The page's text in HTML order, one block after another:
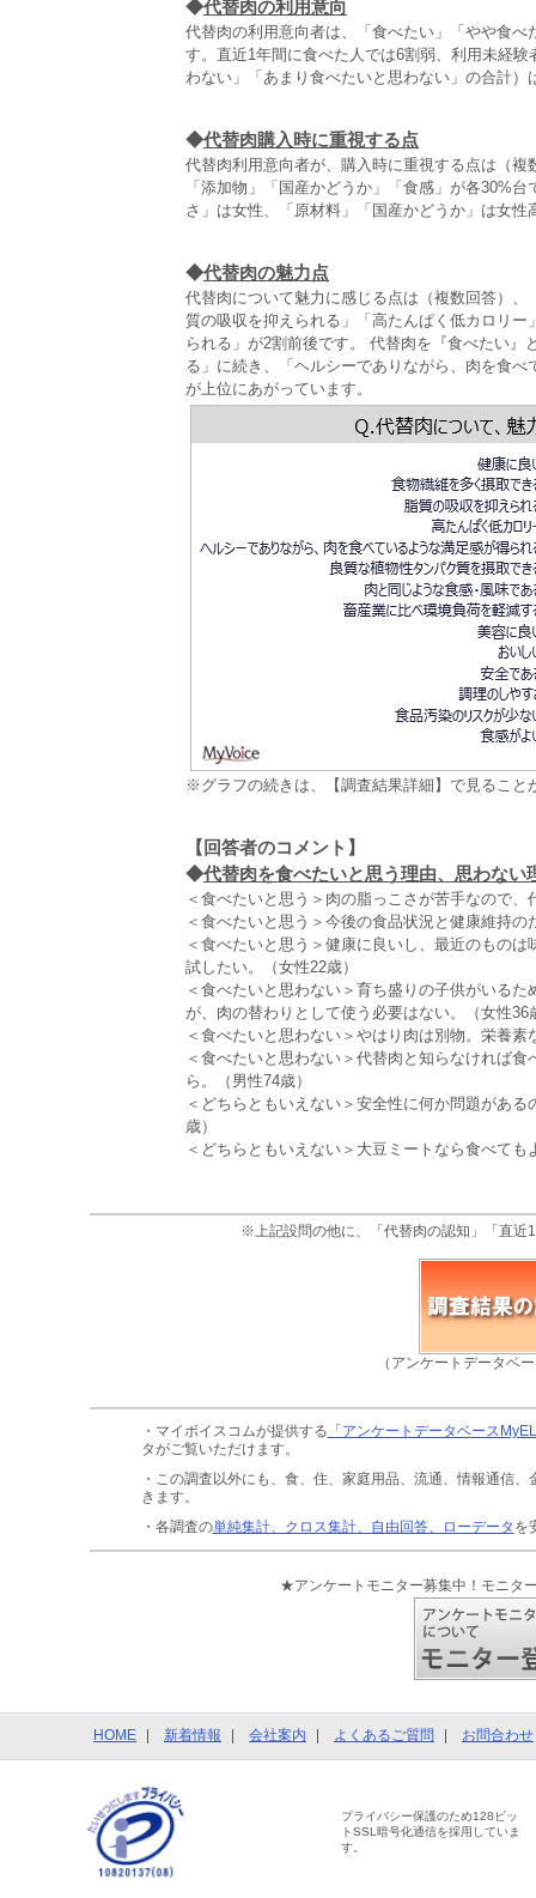
◆代替肉の利用意向
代替肉の利用意向者は、「食べたい」「やや食
す。直近1年間に食べた人では6割弱、利用未経
わない」「あまり食べたいと思わない」の合計）
◆代替肉購入時に重視する点
代替肉利用意向者が、購入時に重視する点は（
「添加物」「国産かどうか」「食感」が各30%
さ」は女性、「原材料」「国産かどうか」は女
◆代替肉の魅力点
代替肉について魅力に感じる点は（複数回答）
質の吸収を抑えられる」「高たんぱく低カロリ
られる」が2割前後です。 代替肉を『食べたい
る」に続き、「ヘルシーでありながら、肉を食
が上位にあがっています。
※グラフの続きは、【調査結果詳細】で見ること
【回答者のコメント】
◆代替肉を食べたいと思う理由、思わない
＜食べたいと思う＞肉の脂っこさが苦手なので
＜食べたいと思う＞今後の食品状況と健康維持
＜食べたいと思う＞健康に良いし、最近のもの
試したい。（女性22歳）
＜食べたいと思わない＞育ち盛りの子供がいる
が、肉の替わりとして使う必要はない。（女性36
＜食べたいと思わない＞やはり肉は別物。栄養
＜食べたいと思わない＞代替肉と知らなければ
ら。（男性74歳）
＜どちらともいえない＞安全性に何か問題があ
歳）
＜どちらともいえない＞大豆ミートなら食べて
※上記設問の他に、「代替肉の認知」「直近
（アンケートデータベ
・マイボイスコムが提供する 「アンケートデータベース
タがご覧いただけます。
・この調査以外にも、食、住、家庭用品、流通、情報通信、
きます。
・各調査の単純集計、クロス集計、自由回答、ローデータ を
★アンケートモニター募集中！モニタ
HOME 新着情報 会社案内 よくあるご質問 お問合わせ
プライバシー保護のため128ビッ
トSSL暗号化通信を採用していま
す。